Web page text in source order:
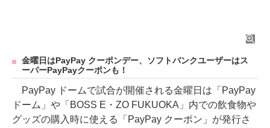
金曜日はPayPay クーポンデー、ソフトバンクユーザーはス
ーパーPayPayクーポンも！
PayPay ドームで試合が開催される金曜日は「PayPay
ドーム」や「BOSS E・ZO FUKUOKA」内での飲食物や
グッズの購入時に使える「PayPay クーポン」が発行さ